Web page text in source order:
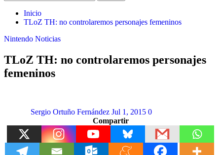
Inicio
TLoZ TH: no controlaremos personajes femeninos
Nintendo Noticias
TLoZ TH: no controlaremos personajes
femeninos
Sergio Ortuño Fernández Jul 1, 2015 0
Compartir